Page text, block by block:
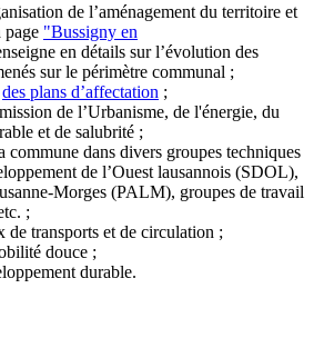
de l’aménagement du territoire et
page "Bussigny en
en détails sur l’évolution des
sur le périmètre communal ;
des plans d’affectation ;
de l’Urbanisme, de l'énergie, du
et de salubrité ;
commune dans divers groupes techniques
de l’Ouest lausannois (SDOL),
Morges (PALM), groupes de travail
;
de transports et de circulation ;
douce ;
durable.